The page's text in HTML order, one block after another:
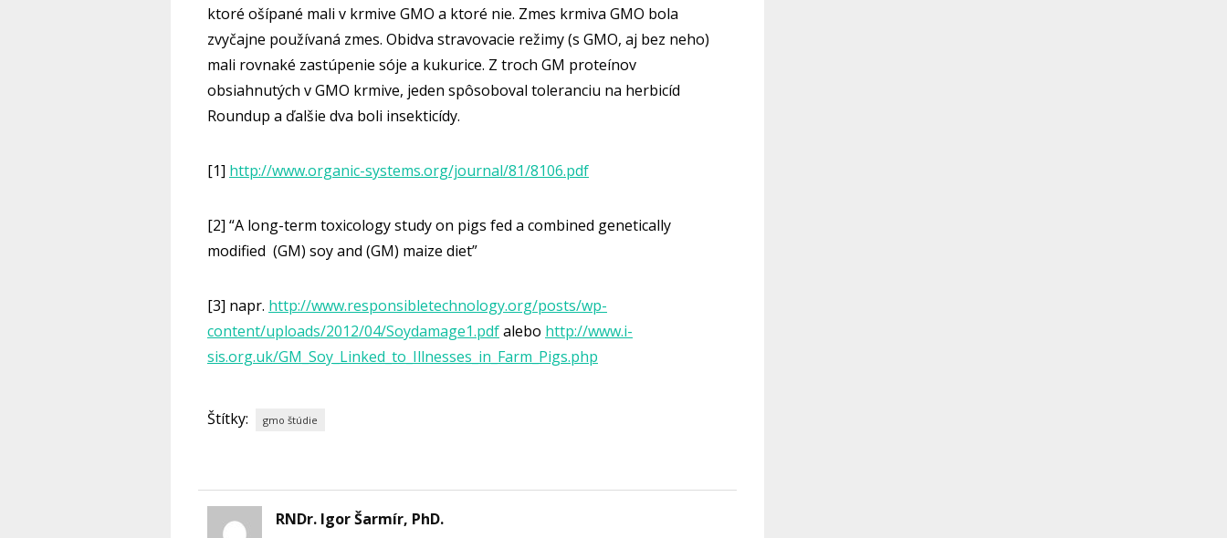
ktoré ošípané mali v krmive GMO a ktoré nie. Zmes krmiva GMO bola
zvyčajne používaná zmes. Obidva stravovacie režimy (s GMO, aj bez neho)
mali rovnaké zastúpenie sóje a kukurice. Z troch GM proteínov
obsiahnutých v GMO krmive, jeden spôsoboval toleranciu na herbicíd
Roundup a ďalšie dva boli insekticídy.
[1] http://www.organic-systems.org/journal/81/8106.pdf
[2] “A long-term toxicology study on pigs fed a combined genetically
modified (GM) soy and (GM) maize diet”
[3] napr. http://www.responsibletechnology.org/posts/wp-
content/uploads/2012/04/Soydamage1.pdfalebo http://www.i-
sis.org.uk/GM_Soy_Linked_to_Illnesses_in_Farm_Pigs.php
Štítky: gmo štúdie
RNDr. Igor Šarmír, PhD.